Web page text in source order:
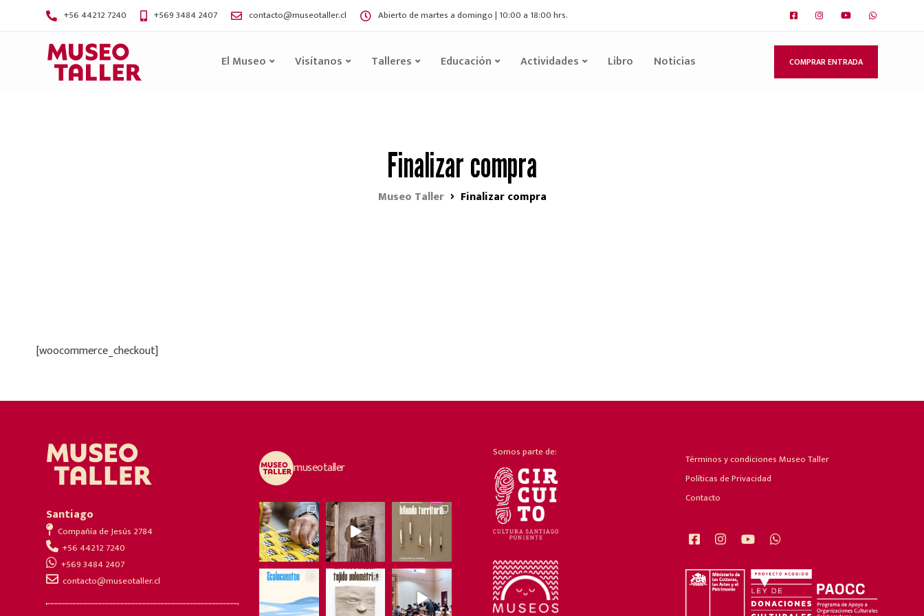
+56 44212 7240 +569 3484 2407 contacto@museotaller.cl Abierto de martes a domingo | 10:00 a 18:00 hrs.
El Museo Visítanos Talleres Educación Actividades Libro Noticias COMPRAR ENTRADA
Finalizar compra
Museo Taller Finalizar compra
[woocommerce_checkout]
Santiago
Compañía de Jesús 2784
+56 44212 7240
+569 3484 2407
contacto@museotaller.cl
museotaller
Somos parte de:
Términos y condiciones Museo Taller
Políticas de Privacidad
Contacto